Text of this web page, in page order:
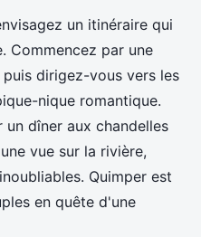
un itinéraire qui
Commencez par une
dirigez-vous vers les
nique romantique.
dîner aux chandelles
vue sur la rivière,
Quimper est
en quête d'une